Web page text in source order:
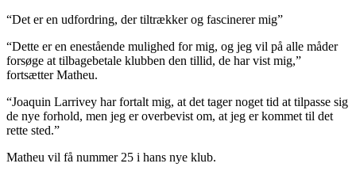
“Det er en udfordring, der tiltrækker og fascinerer mig”
“Dette er en enestående mulighed for mig, og jeg vil på alle måder
forsøge at tilbagebetale klubben den tillid, de har vist mig,”
fortsætter Matheu.
“Joaquin Larrivey har fortalt mig, at det tager noget tid at tilpasse sig
de nye forhold, men jeg er overbevist om, at jeg er kommet til det
rette sted.”
Matheu vil få nummer 25 i hans nye klub.